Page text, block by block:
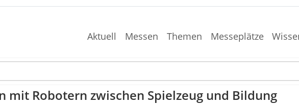
Aktuell Messen Themen Messeplätze
mit Robotern zwischen Spielzeug und Bildung